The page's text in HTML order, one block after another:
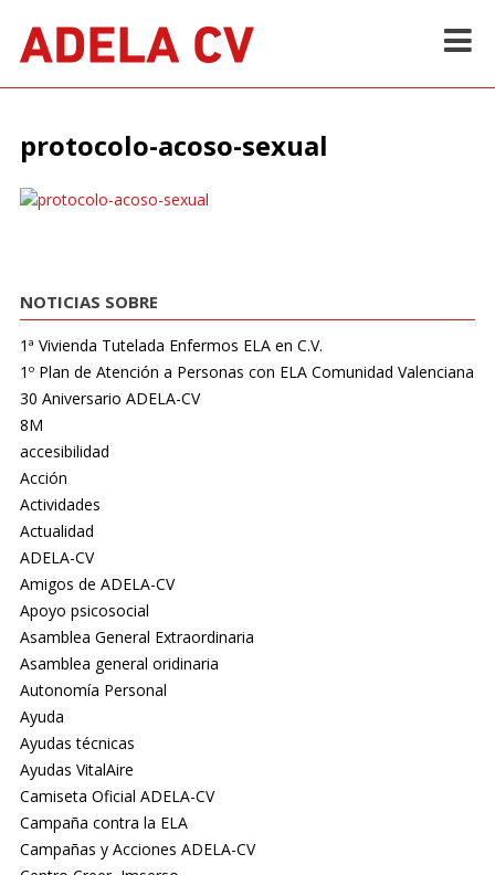
content
Inicio > Documentos > protocolo-acoso-sexual
protocolo-acoso-sexual
NOTICIAS SOBRE
1ª Vivienda Tutelada Enfermos ELA en C.V.
1º Plan de Atención a Personas con ELA Comunidad Valenciana
30 Aniversario ADELA-CV
8M
accesibilidad
Acción
Actividades
Actualidad
ADELA-CV
Amigos de ADELA-CV
Apoyo psicosocial
Asamblea General Extraordinaria
Asamblea general oridinaria
Autonomía Personal
Ayuda
Ayudas técnicas
Ayudas VitalAire
Camiseta Oficial ADELA-CV
Campaña contra la ELA
Campañas y Acciones ADELA-CV